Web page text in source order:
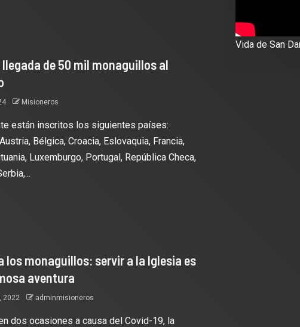
de 50 mil monaguillos al
Misioneros
están inscritos los siguientes países:
Bélgica, Croacia, Eslovaquia, Francia,
Luxemburgo, Portugal, República Checa,
los monaguillos: servir a la Iglesia es
aventura
2022 adminmisioneros
dos ocasiones a causa del Covid-19, la
Vida de San